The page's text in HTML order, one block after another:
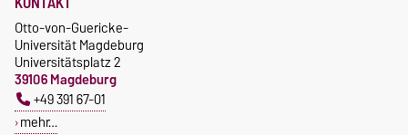
Otto-von-Guericke-
Universität Magdeburg
Universitätsplatz 2
39106 Magdeburg
+49 391 67-01
mehr…